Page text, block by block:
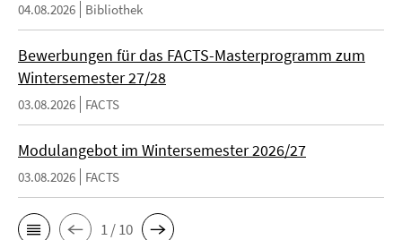
04.08.2026 Bibliothek
Bewerbungen für das FACTS-Masterprogramm zum
Wintersemester 27/28
03.08.2026 FACTS
Modulangebot im Wintersemester 2026/27
03.08.2026 FACTS
1 / 10